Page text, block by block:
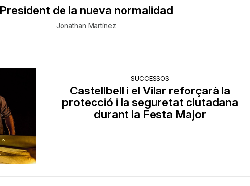
President de la nueva normalidad
Jonathan Martínez
SUCCESSOS
Castellbell i el Vilar reforçarà la
protecció i la seguretat ciutadana
durant la Festa Major